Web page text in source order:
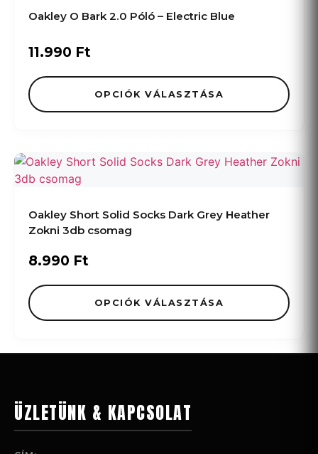
Oakley O Bark 2.0 Póló – Electric Blue
11.990 Ft
OPCIÓK VÁLASZTÁSA
Oakley Short Solid Socks Dark Grey Heather
Zokni 3db csomag
8.990 Ft
OPCIÓK VÁLASZTÁSA
ÜZLETÜNK & KAPCSOLAT